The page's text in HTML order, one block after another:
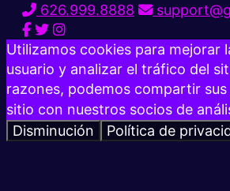
626.999.8888
Utilizamos cookies para mejorar
usuario y analizar el tráfico del
razones, podemos compartir
sitio con nuestros socios de
Disminución
Política de